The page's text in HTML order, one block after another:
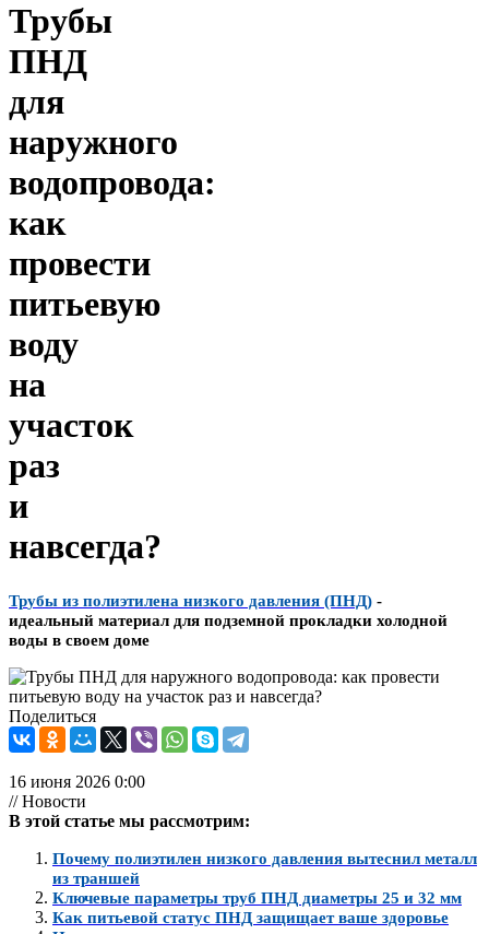
Трубы
ПНД
для
наружного
водопровода:
как
провести
питьевую
воду
на
участок
раз
и
навсегда?
Трубы из полиэтилена низкого давления (ПНД) -
идеальный материал для подземной прокладки холодной
воды в своем доме
Поделиться
16 июня 2026 0:00
// Новости
В этой статье мы рассмотрим:
Почему полиэтилен низкого давления вытеснил металл
из траншей
Ключевые параметры труб ПНД диаметры 25 и 32 мм
Как питьевой статус ПНД защищает ваше здоровье